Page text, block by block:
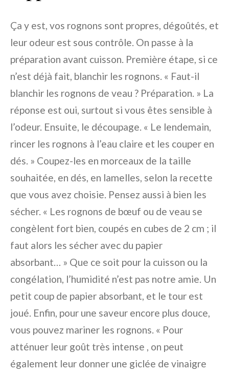
Ça y est, vos rognons sont propres, dégoûtés, et
leur odeur est sous contrôle. On passe à la
préparation avant cuisson. Première étape, si ce
n’est déjà fait, blanchir les rognons. « Faut-il
blanchir les rognons de veau ? Préparation. » La
réponse est oui, surtout si vous êtes sensible à
l’odeur. Ensuite, le découpage. « Le lendemain,
rincer les rognons à l’eau claire et les couper en
dés. » Coupez-les en morceaux de la taille
souhaitée, en dés, en lamelles, selon la recette
que vous avez choisie. Pensez aussi à bien les
sécher. « Les rognons de bœuf ou de veau se
congèlent fort bien, coupés en cubes de 2 cm ; il
faut alors les sécher avec du papier
absorbant… » Que ce soit pour la cuisson ou la
congélation, l’humidité n’est pas notre amie. Un
petit coup de papier absorbant, et le tour est
joué. Enfin, pour une saveur encore plus douce,
vous pouvez mariner les rognons. « Pour
atténuer leur goût très intense , on peut
également leur donner une giclée de vinaigre